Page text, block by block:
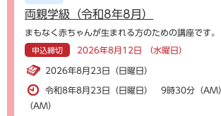
両親学級（令和8年8月）
まもなく赤ちゃんが生まれる方のための講座です。
申込締切 2026年8月12日 （水曜日）
2026年8月23日（日曜日）
令和8年8月23日（日曜日） 9時30分（AM
（AM）